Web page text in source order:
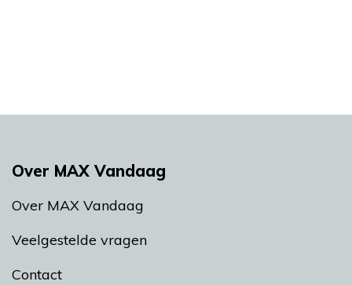
Over MAX Vandaag
Over MAX Vandaag
Veelgestelde vragen
Contact